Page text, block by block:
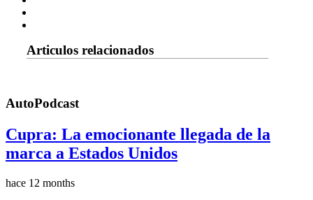
Articulos relacionados
AutoPodcast
Cupra: La emocionante llegada de la
marca a Estados Unidos
hace 12 months